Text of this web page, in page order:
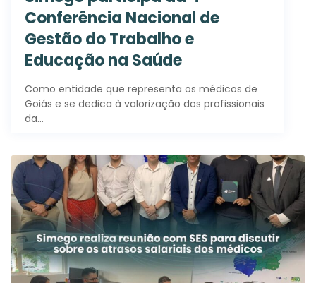
Conferência Nacional de
Gestão do Trabalho e
Educação na Saúde
Como entidade que representa os médicos de
Goiás e se dedica à valorização dos profissionais
da…